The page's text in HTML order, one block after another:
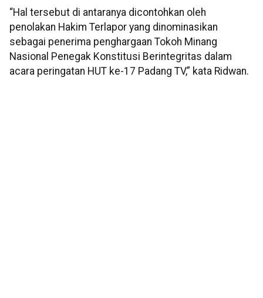
“Hal tersebut di antaranya dicontohkan oleh
penolakan Hakim Terlapor yang dinominasikan
sebagai penerima penghargaan Tokoh Minang
Nasional Penegak Konstitusi Berintegritas dalam
acara peringatan HUT ke-17 Padang TV,” kata Ridwan.